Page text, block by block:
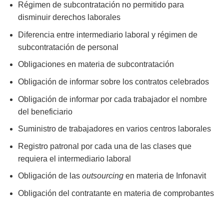
Régimen de subcontratación no permitido para
disminuir derechos laborales
Diferencia entre intermediario laboral y régimen de
subcontratación de personal
Obligaciones en materia de subcontratación
Obligación de informar sobre los contratos celebrados
Obligación de informar por cada trabajador el nombre
del beneficiario
Suministro de trabajadores en varios centros laborales
Registro patronal por cada una de las clases que
requiera el intermediario laboral
Obligación de las outsourcing en materia de Infonavit
Obligación del contratante en materia de comprobantes